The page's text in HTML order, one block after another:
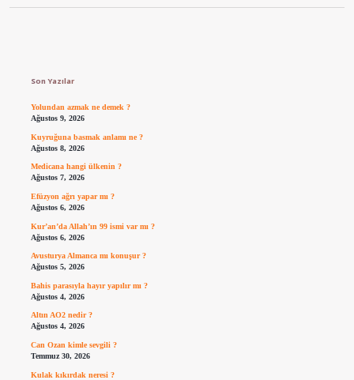
Son Yazılar
Yolundan azmak ne demek ?
Ağustos 9, 2026
Kuyruğuna basmak anlamı ne ?
Ağustos 8, 2026
Medicana hangi ülkenin ?
Ağustos 7, 2026
Efüzyon ağrı yapar mı ?
Ağustos 6, 2026
Kur’an’da Allah’ın 99 ismi var mı ?
Ağustos 6, 2026
Avusturya Almanca mı konuşur ?
Ağustos 5, 2026
Bahis parasıyla hayır yapılır mı ?
Ağustos 4, 2026
Altın AO2 nedir ?
Ağustos 4, 2026
Can Ozan kimle sevgili ?
Temmuz 30, 2026
Kulak kıkırdak neresi ?